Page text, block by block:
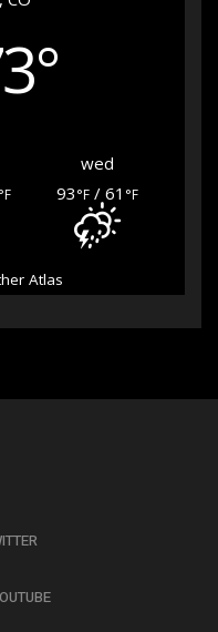
wed
93°F/ 61 °F
Atlas